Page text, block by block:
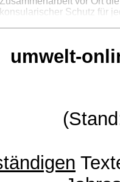
Schutz für
umwelt-